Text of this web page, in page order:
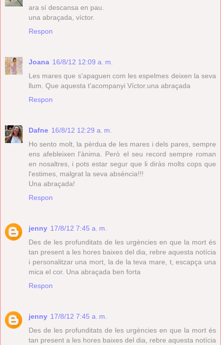
ara sí descansa en pau.
una abraçada, víctor.
Respon
Joana 16/8/12 12:09 a. m.
Les mares que s'apaguen com les espelmes deixen la seva
llum. Que aquesta t'acompanyi Víctor.una abraçada
Respon
Dafne 16/8/12 12:29 a. m.
Ho sento molt, la pèrdua de les mares i dels pares, sempre
ens afebleixen l'ànima. Però el seu record sempre roman
en nosaltres, i pots estar segur que li diràs molts cops que
l'estimes, malgrat la seva absència!!!
Una abraçada!
Respon
jenny 17/8/12 7:45 a. m.
Des de les profunditats de les urgències en que la mort és
tan present a les hores baixes del dia, rebre aquesta notícia
i personalitzar una mort, la de la teva mare, t, escapça una
mica el cor. Una abraçada ben forta
Respon
jenny 17/8/12 7:45 a. m.
Des de les profunditats de les urgències en que la mort és
tan present a les hores baixes del dia, rebre aquesta notícia